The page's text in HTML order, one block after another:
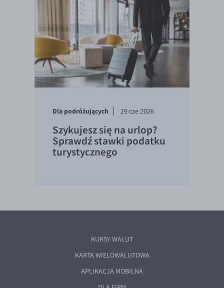
Dla podróżujących 29 cze 2026
Szykujesz się na urlop?
Sprawdź stawki podatku
turystycznego
KURSY WALUT
KARTA WIELOWALUTOWA
APLIKACJA MOBILNA